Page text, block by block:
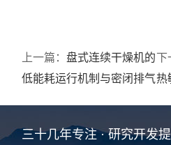
上一篇：盘式连续干燥机的
低能耗运行机制与密闭排气
下
热
三十几年专注 · 研究开发